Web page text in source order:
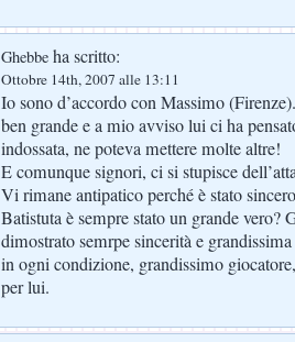
Ghebbe ha scritto:
Ottobre 14th, 2007 alle 13:11
Io sono d’accordo con Massimo
ben grande e a mio avviso lui ci ha
indossata, ne poteva mettere molte altre!
E comunque signori, ci si stupisce
Vi rimane antipatico perché è stato
Batistuta è sempre stato un grande vero?
dimostrato semrpe sincerità e
in ogni condizione, grandissimo
per lui.